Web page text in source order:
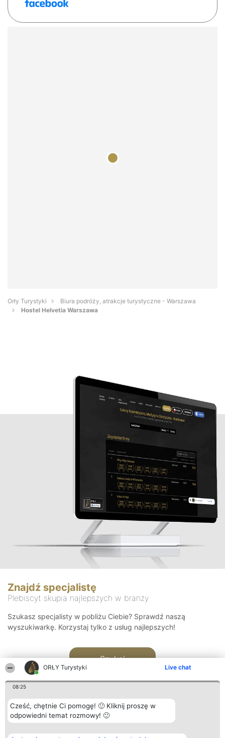
ORŁY Turystyki Live chat
08:25
Cześć, chętnie Ci pomogę! 🙂 Kliknij proszę w
odpowiedni temat rozmowy! 🙂
Orły Turystyki
Biura podróży, atrakcje turystyczne - Warszawa
Hostel Helvetia Warszawa
Znajdź specjalistę
Plebiscyt skupia najlepszych w branży
Szukasz specjalisty w pobliżu Ciebie? Sprawdź naszą
wyszukiwarkę. Korzystaj tylko z usług najlepszych!
Szukaj
Organizator plebiscytu Plebiscyt Kontakt